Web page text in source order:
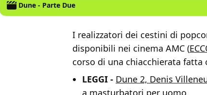
Dune - Parte Due
I realizzatori dei cestini di
disponibili nei cinema AMC (
corso di una chiacchierata fatta
LEGGI - Dune 2, Denis